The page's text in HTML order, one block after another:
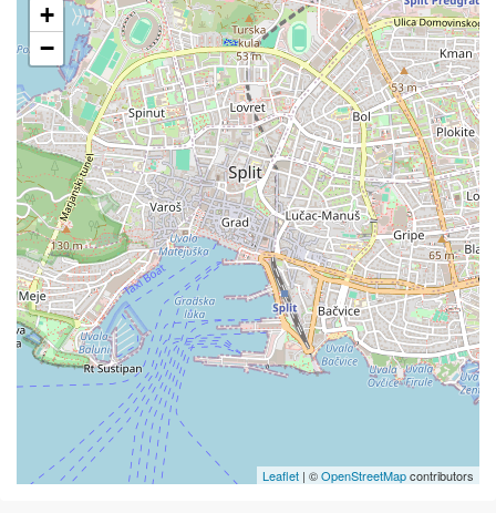
+
−
Leaflet | ©OpenStreetMapcontributors